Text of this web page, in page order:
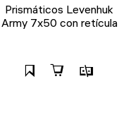
Prismáticos Levenhuk
Army 7x50 con retícula